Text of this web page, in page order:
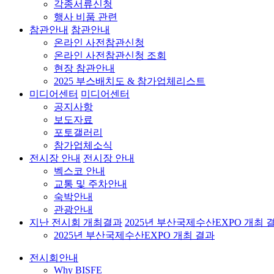
각종서류신청
행사 비품 관련
참관안내 참관안내
온라인 사전참관신청
온라인 사전참관신청 조회
현장 참관안내
2025 부스배치도 & 참가업체리스트
미디어센터 미디어센터
공지사항
보도자료
포토갤러리
참가업체소식
전시장 안내 전시장 안내
벡스코 안내
교통 및 주차안내
숙박안내
관광안내
지난 전시회 개최결과 2025년 부산국제수산EXPO 개최
2025년 부산국제수산EXPO 개최 결과
전시회안내
Why BISFE